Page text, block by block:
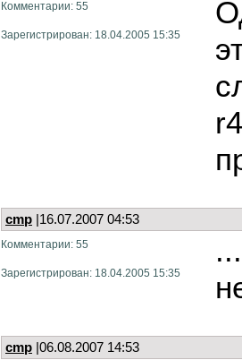
Комментарии: 55
Зарегистрирован: 18.04.2005 15:35
cmp |16.07.2007 04:53
Комментарии: 55
Зарегистрирован: 18.04.2005 15:35
cmp |06.08.2007 14:53